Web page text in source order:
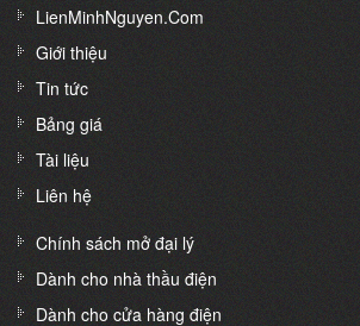
LienMinhNguyen.Com
Giới thiệu
Tin tức
Bảng giá
Tài liệu
Liên hệ
Chính sách mở đại lý
Dành cho nhà thầu điện
Dành cho cửa hàng điện